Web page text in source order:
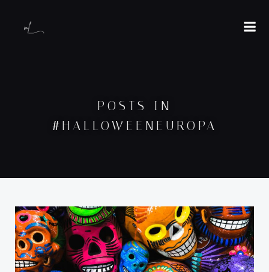
POSTS IN
#HALLOWEENEUROPA